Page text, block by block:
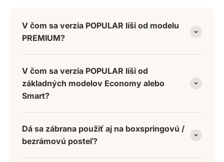
V čom sa verzia POPULAR líši od modelu
PREMIUM?
V čom sa verzia POPULAR líši od
základných modelov Economy alebo
Smart?
Dá sa zábrana použiť aj na boxspringovú /
bezrámovú posteľ?